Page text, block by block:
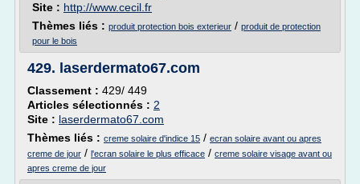
Site : http://www.cecil.fr
Thèmes liés : produit protection bois exterieur / produit de protection
pour le bois
429. laserdermato67.com
Classement : 429/ 449
Articles sélectionnés : 2
Site : laserdermato67.com
Thèmes liés : creme solaire d'indice 15 / ecran solaire avant ou apres
creme de jour / l'ecran solaire le plus efficace / creme solaire visage avant ou
apres creme de jour